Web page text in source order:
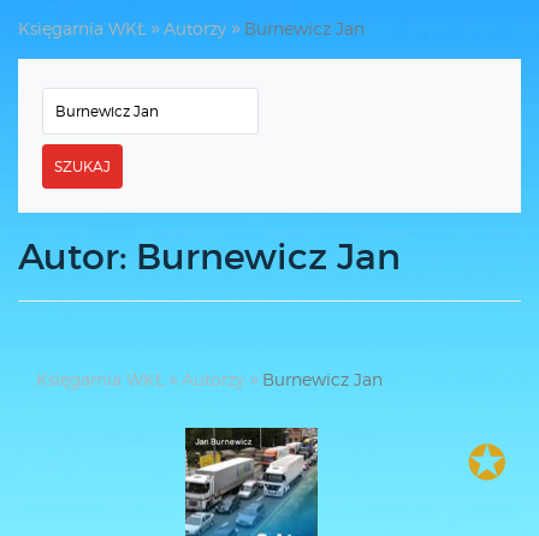
Księgarnia WKŁ Autorzy Burnewicz Jan
SZUKAJ
Autor: Burnewicz Jan
Księgarnia WKŁ Autorzy Burnewicz Jan
✪